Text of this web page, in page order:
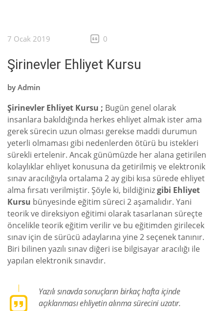
7 Ocak 2019 0
Şirinevler Ehliyet Kursu
by Admin
Şirinevler Ehliyet Kursu ; Bugün genel olarak
insanlara bakıldığında herkes ehliyet almak ister ama
gerek sürecin uzun olması gerekse maddi durumun
yeterli olmaması gibi nedenlerden ötürü bu istekleri
sürekli ertelenir. Ancak günümüzde her alana getirilen
kolaylıklar ehliyet konusuna da getirilmiş ve elektronik
sınav aracılığıyla ortalama 2 ay gibi kısa sürede ehliyet
alma fırsatı verilmiştir. Şöyle ki, bildiğinizgibi Ehliyet
Kursu bünyesinde eğitim süreci 2 aşamalıdır. Yani
teorik ve direksiyon eğitimi olarak tasarlanan süreçte
öncelikle teorik eğitim verilir ve bu eğitimden girilecek
sınav için de sürücü adaylarına yine 2 seçenek tanınır.
Biri bilinen yazılı sınav diğeri ise bilgisayar aracılığı ile
yapılan elektronik sınavdır.
Yazılı sınavda sonuçların birkaç hafta içinde
açıklanması ehliyetin alınma sürecini uzatır.